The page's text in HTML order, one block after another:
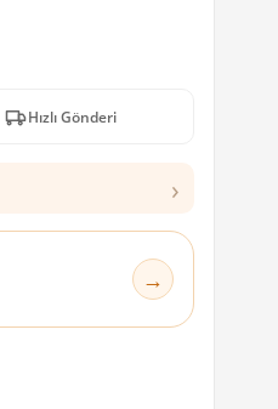
Hızlı Gönderi
›
→